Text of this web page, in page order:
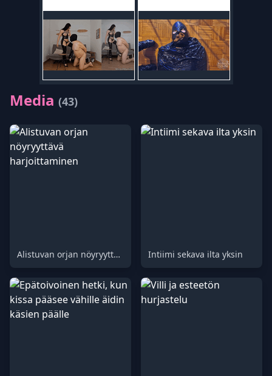
Media (43)
Alistuvan orjan nöyryyttävä harjoittaminen Intiimi sekava ilta yksin